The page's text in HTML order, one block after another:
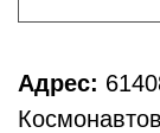
Адрес: